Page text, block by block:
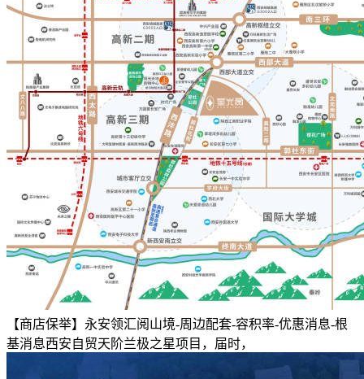
【商店保举】永安领汇阅山境-周边配套-容积率-优惠消息-根
基消息西安自贸天阶兰极之星项目，届时，